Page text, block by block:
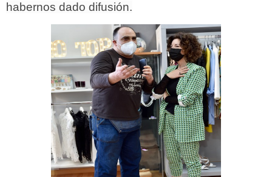
habernos dado difusión.